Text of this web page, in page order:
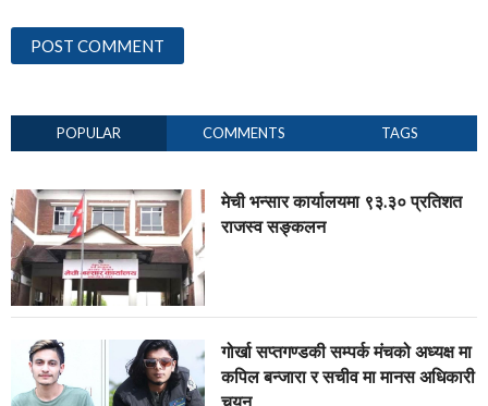
POPULAR COMMENTS TAGS
मेची भन्सार कार्यालयमा ९३.३० प्रतिशत
राजस्व सङ्कलन
गोर्खा सप्तगण्डकी सम्पर्क मंचको अध्यक्ष मा
कपिल बन्जारा र सचीव मा मानस अधिकारी